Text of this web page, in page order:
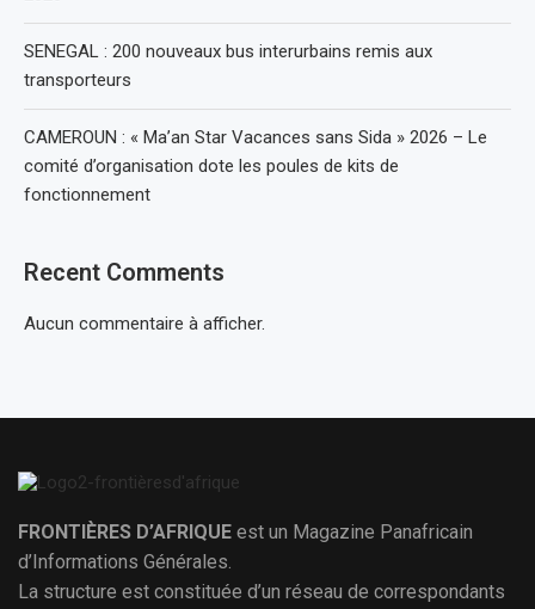
SENEGAL : 200 nouveaux bus interurbains remis aux
transporteurs
CAMEROUN : « Ma’an Star Vacances sans Sida » 2026 – Le
comité d’organisation dote les poules de kits de
fonctionnement
Recent Comments
Aucun commentaire à afficher.
FRONTIÈRES D’AFRIQUE est un Magazine Panafricain
d’Informations Générales.
La structure est constituée d’un réseau de correspondants